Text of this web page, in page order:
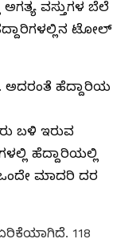
ವಸ್ತುಗಳ ಬೆಲೆ
ಟೋಲ್
ಅದರಂತೆ ಹೆದ್ದಾರಿಯ
ಬಳಿ ಇರುವ
ಹೆದ್ದಾರಿಯಲ್ಲಿ
ಮಾದರಿ ದರ
118